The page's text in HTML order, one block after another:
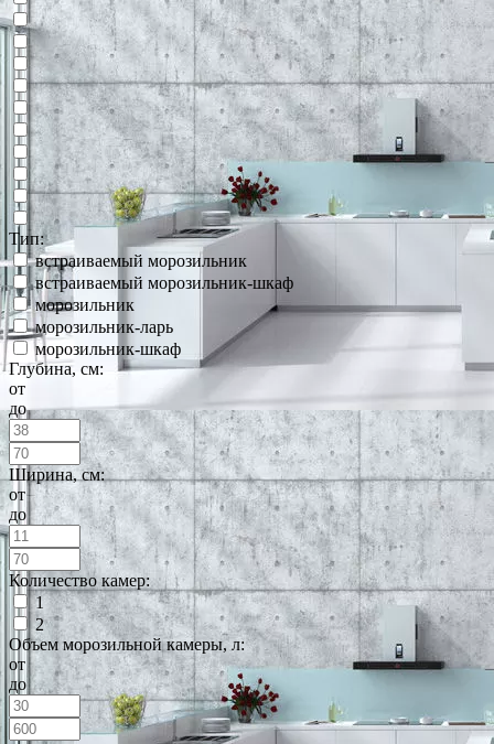
Тип:
встраиваемый морозильник
встраиваемый морозильник-шкаф
морозильник
морозильник-ларь
морозильник-шкаф
Глубина, см:
от
до
Ширина, см:
от
до
Количество камер:
1
2
Объем морозильной камеры, л:
от
до